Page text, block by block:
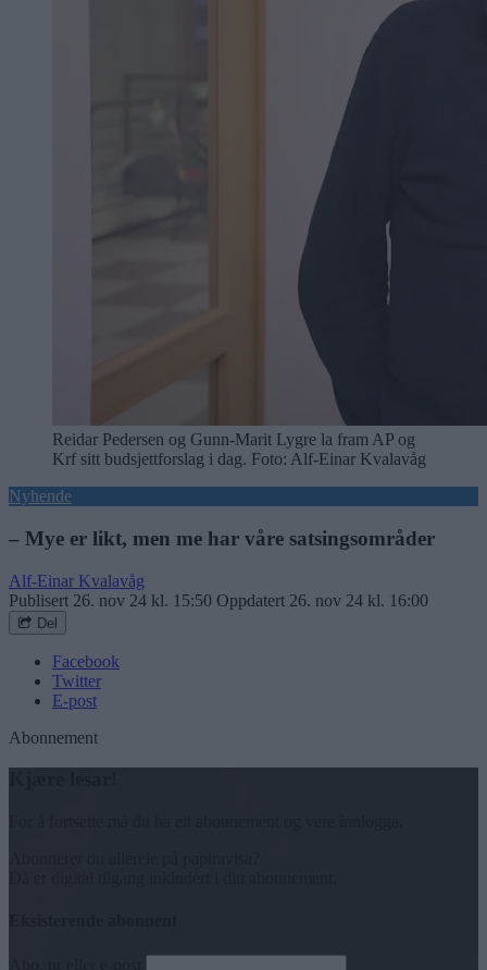
Reidar Pedersen og Gunn-Marit Lygre la fram AP og
Krf sitt budsjettforslag i dag. Foto: Alf-Einar Kvalavåg
Nyhende
– Mye er likt, men me har våre satsingsområder
Alf-Einar Kvalavåg
Publisert 26. nov 24 kl. 15:50 Oppdatert 26. nov 24 kl. 16:00
Del
Facebook
Twitter
E-post
Abonnement